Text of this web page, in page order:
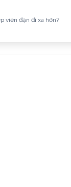
viên đạn đi xa hơn?